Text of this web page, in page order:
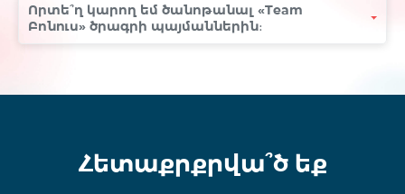
Որտե՞ղ կարող եմ ծանոթանալ «Team
Բոնուս» ծրագրի պայմաններին։
Հետաքրքրվա՞ծ եք